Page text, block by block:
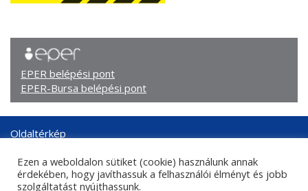
EPER belépési pont
EPER-Bursa belépési pont
Oldaltérkép
Adatkezelési tájékoztató
Központi kapcsolati adatok
Ezen a weboldalon sütiket (cookie) használunk annak
érdekében, hogy javíthassuk a felhasználói élményt és jobb
szolgáltatást nyújthassunk.